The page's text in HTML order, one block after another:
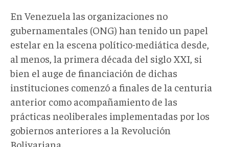
En Venezuela las organizaciones no
gubernamentales (ONG) han tenido un papel
estelar en la escena político-mediática desde,
al menos, la primera década del siglo XXI, si
bien el auge de financiación de dichas
instituciones comenzó a finales de la centuria
anterior como acompañamiento de las
prácticas neoliberales implementadas por los
gobiernos anteriores a la Revolución
Bolivariana.